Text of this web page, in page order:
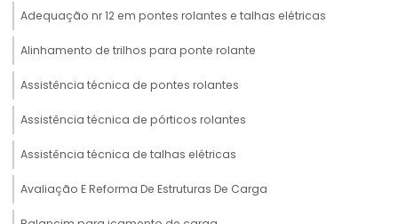
Adequação nr 12 em pontes rolantes e talhas elétricas
Alinhamento de trilhos para ponte rolante
Assistência técnica de pontes rolantes
Assistência técnica de pórticos rolantes
Assistência técnica de talhas elétricas
Avaliação E Reforma De Estruturas De Carga